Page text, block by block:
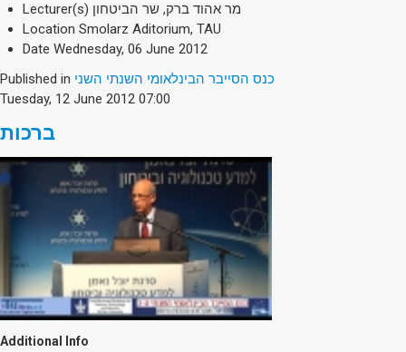
Lecturer(s) מר אהוד ברק, שר הביטחון
Location Smolarz Aditorium, TAU
Date Wednesday, 06 June 2012
Published in כנס הסייבר הבינלאומי השנתי השני
Tuesday, 12 June 2012 07:00
ברכות
Additional Info